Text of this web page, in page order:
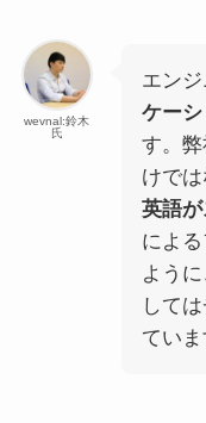
wevnal:鈴木
氏
エンジ
ケー
す。
けでは
英語
によ
よう
して
ていま